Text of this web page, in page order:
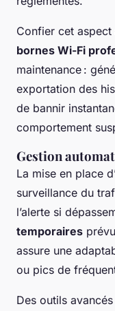
Confier cet
bornes Wi-Fi
maintenance :
exportation des
de bannir
comportement
Gestion
La mise en place
surveillance du
l’alerte si
temporaires
assure une
ou pics de
Des outils